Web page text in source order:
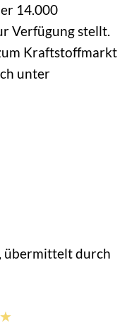
14.000
Verfügung stellt.
Kraftstoffmarkt
unter
übermittelt durch